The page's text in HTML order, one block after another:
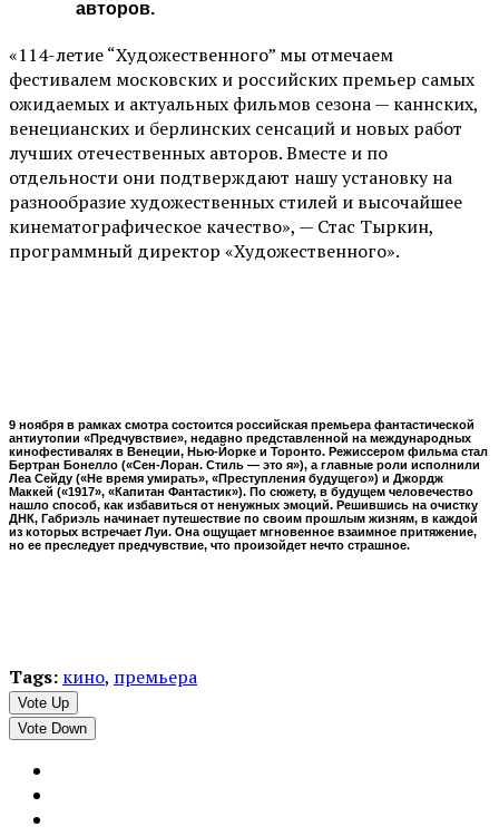
авторов.
«114-летие “Художественного” мы отмечаем
фестивалем московских и российских премьер самых
ожидаемых и актуальных фильмов сезона — каннских,
венецианских и берлинских сенсаций и новых работ
лучших отечественных авторов. Вместе и по
отдельности они подтверждают нашу установку на
разнообразие художественных стилей и высочайшее
кинематографическое качество», — Стас Тыркин,
программный директор «Художественного».
9 ноября в рамках смотра состоится российская премьера фантастической
антиутопии «Предчувствие», недавно представленной на международных
кинофестивалях в Венеции, Нью-Йорке и Торонто. Режиссером фильма стал
Бертран Бонелло («Сен-Лоран. Стиль — это я»), а главные роли исполнили
Леа Сейду («Не время умирать», «Преступления будущего») и Джордж
Маккей («1917», «Капитан Фантастик»). По сюжету, в будущем человечество
нашло способ, как избавиться от ненужных эмоций. Решившись на очистку
ДНК, Габриэль начинает путешествие по своим прошлым жизням, в каждой
из которых встречает Луи. Она ощущает мгновенное взаимное притяжение,
но ее преследует предчувствие, что произойдет нечто страшное.
Tags: кино, премьера
Vote Up
Vote Down